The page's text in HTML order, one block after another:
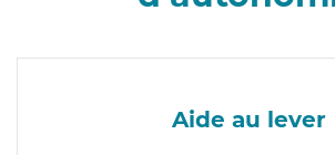
Aide au lever